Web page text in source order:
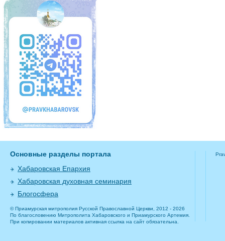
Основные разделы портала
Хабаровская Епархия
Хабаровская духовная семинария
Блогосфера
© Приамурская митрополия Русской Православной Церкви, 2012 - 2026
По благословению Митрополита Хабаровского и Приамурского Артемия.
При копировании материалов активная ссылка на сайт обязательна.